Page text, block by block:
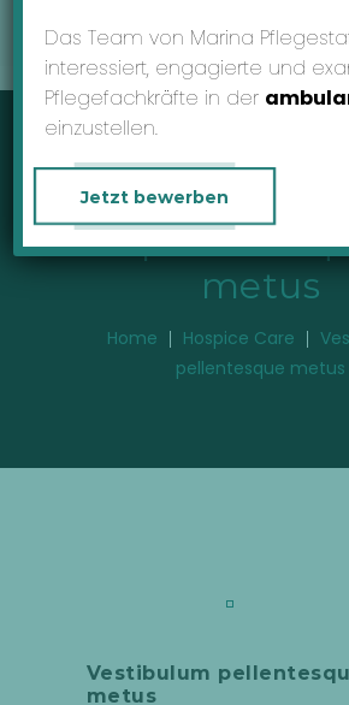
Vestibulum
metus
Home Hospice Care
pellentesque metus
Vestibulum
metus
Das Team von Marina
interessiert, engagierte und
Pflegefachkräfte in der
einzustellen.
Jetzt bewerben